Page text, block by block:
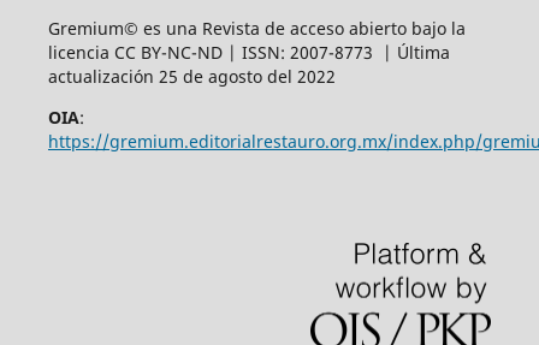
Gremium© es una Revista de acceso abierto bajo la
licencia CC BY-NC-ND | ISSN: 2007-8773 | Última
actualización 25 de agosto del 2022
OIA:
https://gremium.editorialrestauro.org.mx/index.php/